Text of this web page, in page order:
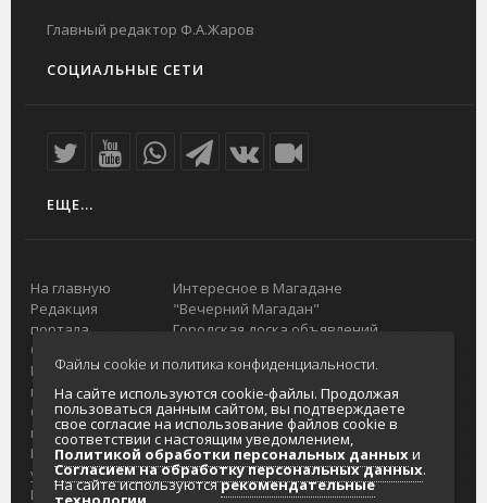
Главный редактор Ф.А.Жаров
СОЦИАЛЬНЫЕ СЕТИ
ЕЩЕ...
На главную
Редакция
портала
О проекте
Реклама на
портале
Отзывы и
предложения
Интернет-
услуги
Разработка
Интересное в Магадане
"Вечерний Магадан"
Городская доска объявлений
Главный туристический портал
Колымы
Политика в отношении обработки
персональных данных
Согласие на обработку персональных
данных
Файлы cookie и политика конфиденциальности.
На сайте используются cookie-файлы. Продолжая
пользоваться данным сайтом, вы подтверждаете
свое согласие на использование файлов cookie в
соответствии с настоящим уведомлением,
Политикой обработки персональных данныхи
Согласием на обработку персональных данных.
На сайте используютсярекомендательные